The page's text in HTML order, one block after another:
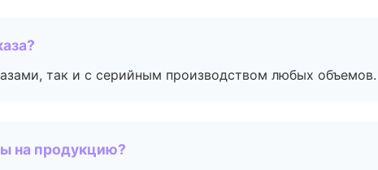
так и с серийным производством любых объемов.
на продукцию?